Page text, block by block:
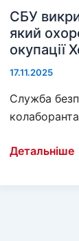
СБУ
який
окупації
17.11.2025
Служба
СБУ
Детальніше